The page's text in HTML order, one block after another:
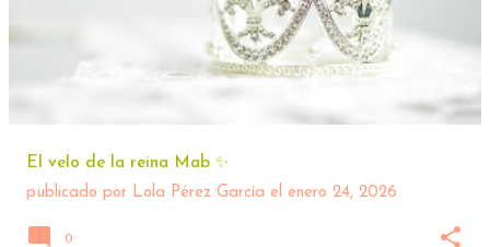
El velo de la reina Mab ✨️
publicado por Lola Pérez García el enero 24, 2026
0